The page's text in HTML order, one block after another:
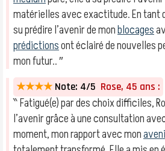
matérielles avec exactitude. En tant
su prédire l’avenir de monblocages
prédictionsont éclairé de nouvelles
mon futur.. ″
★★★★ Note: 4/5 Rose, 45 ans :
‶ Fatigué(e) par des choix difficiles,
l’avenir grâce à une consultation
moment, mon rapport avec mon